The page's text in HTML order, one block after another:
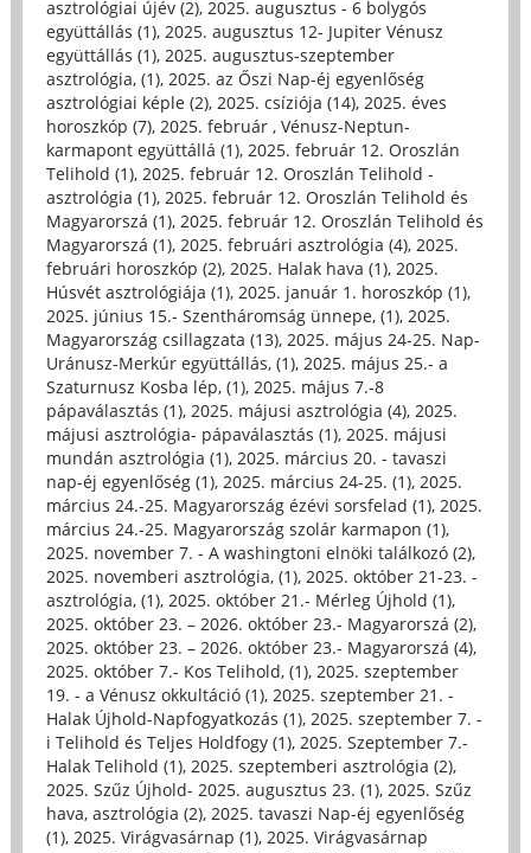
asztrológiai újév (2), 2025. augusztus - 6 bolygós
együttállás (1), 2025. augusztus 12- Jupiter Vénusz
együttállás (1), 2025. augusztus-szeptember
asztrológia, (1), 2025. az Őszi Nap-éj egyenlőség
asztrológiai képle (2), 2025. csíziója (14), 2025. éves
horoszkóp (7), 2025. február , Vénusz-Neptun-
karmapont együttállá (1), 2025. február 12. Oroszlán
Telihold (1), 2025. február 12. Oroszlán Telihold -
asztrológia (1), 2025. február 12. Oroszlán Telihold és
Magyarorszá (1), 2025. február 12. Oroszlán Telihold és
Magyarorszá (1), 2025. februári asztrológia (4), 2025.
februári horoszkóp (2), 2025. Halak hava (1), 2025.
Húsvét asztrológiája (1), 2025. január 1. horoszkóp (1),
2025. június 15.- Szentháromság ünnepe, (1), 2025.
Magyarország csillagzata (13), 2025. május 24-25. Nap-
Uránusz-Merkúr együttállás, (1), 2025. május 25.- a
Szaturnusz Kosba lép, (1), 2025. május 7.-8
pápaválasztás (1), 2025. májusi asztrológia (4), 2025.
májusi asztrológia- pápaválasztás (1), 2025. májusi
mundán asztrológia (1), 2025. március 20. - tavaszi
nap-éj egyenlőség (1), 2025. március 24-25. (1), 2025.
március 24.-25. Magyarország ézévi sorsfelad (1), 2025.
március 24.-25. Magyarország szolár karmapon (1),
2025. november 7. - A washingtoni elnöki találkozó (2),
2025. novemberi asztrológia, (1), 2025. október 21-23. -
asztrológia, (1), 2025. október 21.- Mérleg Újhold (1),
2025. október 23. – 2026. október 23.- Magyarorszá (2),
2025. október 23. – 2026. október 23.- Magyarorszá (4),
2025. október 7.- Kos Telihold, (1), 2025. szeptember
19. - a Vénusz okkultáció (1), 2025. szeptember 21. -
Halak Újhold-Napfogyatkozás (1), 2025. szeptember 7. -
i Telihold és Teljes Holdfogy (1), 2025. Szeptember 7.-
Halak Telihold (1), 2025. szeptemberi asztrológia (2),
2025. Szűz Újhold- 2025. augusztus 23. (1), 2025. Szűz
hava, asztrológia (2), 2025. tavaszi Nap-éj egyenlőség
(1), 2025. Virágvasárnap (1), 2025. Virágvasárnap